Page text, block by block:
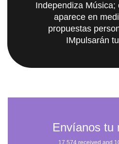
Independiza Música;
aparece en
propuestas
IMpulsarán